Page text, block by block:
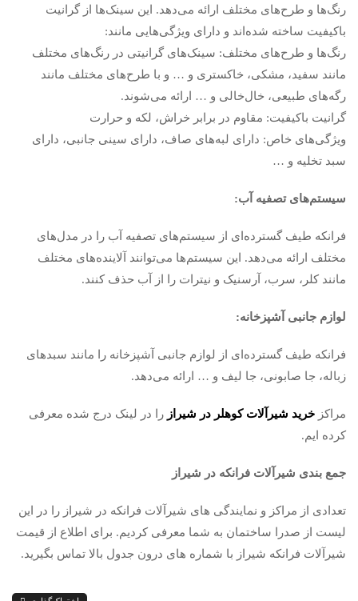
رنگ‌ها و طرح‌های مختلف ارائه می‌دهد. این سینک‌ها از گرانیت
باکیفیت ساخته شده‌اند و دارای ویژگی‌هایی مانند:
رنگ‌ها و طرح‌های مختلف: سینک‌های گرانیتی در رنگ‌های مختلف
مانند سفید، مشکی، خاکستری و … و با طرح‌های مختلف مانند
رگه‌های طبیعی، خال‌خالی و … ارائه می‌شوند.
گرانیت باکیفیت: مقاوم در برابر خراش، لکه و حرارت
ویژگی‌های خاص: دارای لبه‌های صاف، دارای سینی جانبی، دارای
سبد تخلیه و …
سیستم‌های تصفیه آب:
فرانکه طیف گسترده‌ای از سیستم‌های تصفیه آب را در مدل‌های
مختلف ارائه می‌دهد. این سیستم‌ها می‌توانند آلاینده‌های مختلف
مانند کلر، سرب، آرسنیک و نیترات را از آب حذف کنند.
لوازم جانبی آشپزخانه:
فرانکه طیف گسترده‌ای از لوازم جانبی آشپزخانه را مانند سبدهای
زباله، جا صابونی، جا لیف و … ارائه می‌دهد.
مراکز خرید شیرآلات کوهلر در شیراز را در لینک درج شده معرفی
کرده ایم.
جمع بندی شیرآلات فرانکه در شیراز
تعدادی از مراکز و نمایندگی های شیرآلات فرانکه در شیراز را در این
لیست از صدرا ساختمان به شما معرفی کردیم. برای اطلاع از قیمت
شیرآلات فرانکه شیراز با شماره های درون جدول بالا تماس بگیرید.